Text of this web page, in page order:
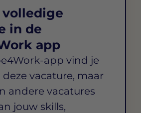
in de
app
app vind je
vacature, maar
andere vacatures
jouw skills,